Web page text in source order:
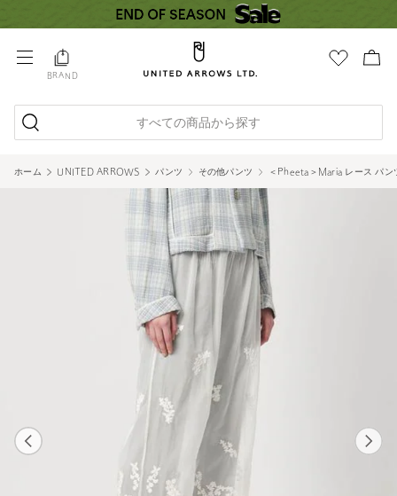
BRAND
すべての商品から探す
ホーム UNITED ARROWS パンツ その他パンツ ＜Pheeta＞Maria レース パ
24